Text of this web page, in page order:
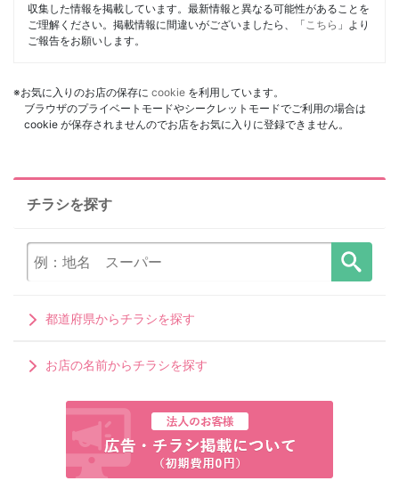
収集した情報を掲載しています。最新情報と異なる可能性があることを
ご理解ください。掲載情報に間違いがございましたら、「 こちら 」より
ご報告をお願いします。
※お気に入りのお店の保存に cookie を利用しています。
ブラウザのプライベートモードやシークレットモードでご利用の場合は
cookie が保存されませんのでお店をお気に入りに登録できません。
チラシを探す
都道府県からチラシを探す
お店の名前からチラシを探す